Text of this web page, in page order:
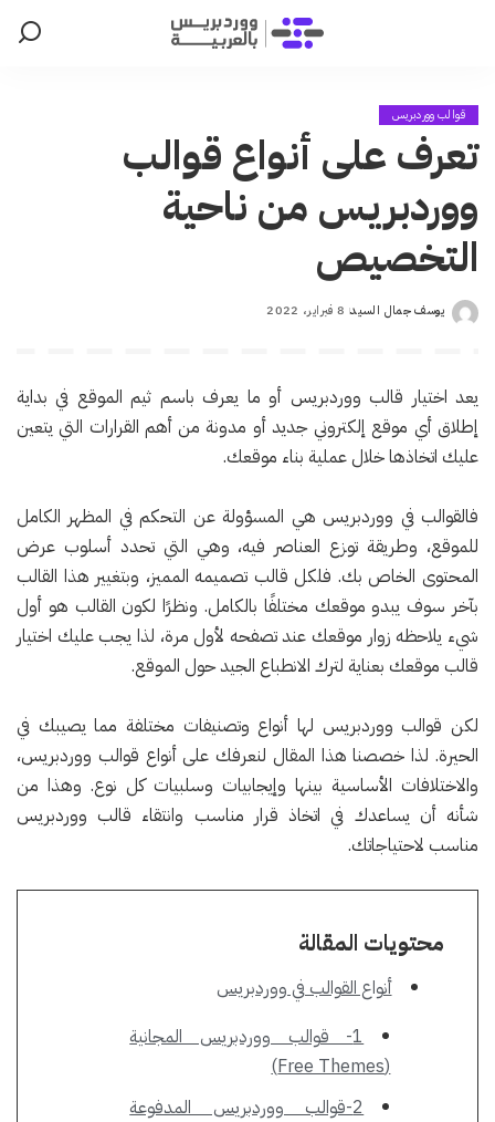
قوالب ووردبريس
تعرف على أنواع قوالب
ووردبريس من ناحية
التخصيص
Posted
يوسف جمال السيد 8 فبراير، 2022
يعد اختيار قالب ووردبريس أو ما يعرف باسم ثيم الموقع في بداية
إطلاق أي موقع إلكتروني جديد أو مدونة من أهم القرارات التي يتعين
عليك اتخاذها خلال عملية بناء موقعك.
فالقوالب في ووردبريس هي المسؤولة عن التحكم في المظهر الكامل
للموقع، وطريقة توزع العناصر فيه، وهي التي تحدد أسلوب عرض
المحتوى الخاص بك. فلكل قالب تصميمه المميز، وبتغيير هذا القالب
بآخر سوف يبدو موقعك مختلفًا بالكامل. ونظرًا لكون القالب هو أول
شيء يلاحظه زوار موقعك عند تصفحه لأول مرة، لذا يجب عليك اختيار
قالب موقعك بعناية لترك الانطباع الجيد حول الموقع.
لكن قوالب ووردبريس لها أنواع وتصنيفات مختلفة مما يصيبك في
الحيرة. لذا خصصنا هذا المقال لنعرفك على أنواع قوالب ووردبريس،
والاختلافات الأساسية بينها وإيجابيات وسلبيات كل نوع. وهذا من
شأنه أن يساعدك في اتخاذ قرار مناسب وانتقاء قالب ووردبريس
مناسب لاحتياجاتك.
محتويات المقالة
أنواع القوالب في ووردبريس
1- قوالب ووردبريس المجانية
(Free Themes)
2-قوالب ووردبريس المدفوعة